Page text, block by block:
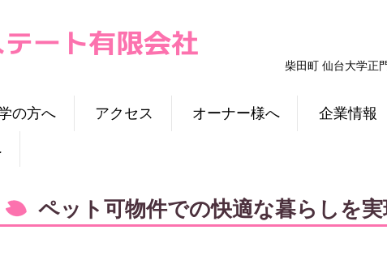
柴田町 仙台大学正
の方へ アクセス オーナー様へ 企業情報
ペット可物件での快適な暮らしを